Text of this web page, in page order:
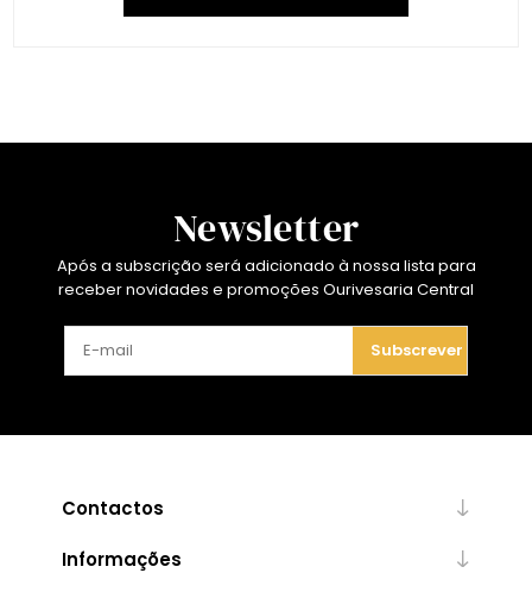
Newsletter
Após a subscrição será adicionado à nossa lista para
receber novidades e promoções Ourivesaria Central
Subscrever
Contactos
Informações